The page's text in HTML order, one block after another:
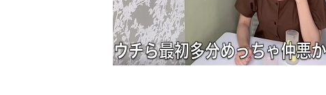
お前らの身体の悩み教えてくれ
『FF15』が発売10周年！ノクティスフィギュアなどが当たる記念くじ
みんななんだかんだ言ってお金持ってんじゃん